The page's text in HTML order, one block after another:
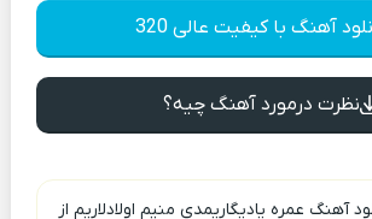
آهنگ با کیفیت عالی 320
نظرت درمورد آهنگ چیه؟
آهنگ عمره یادیگاریمدی منیم اولادلاریم از